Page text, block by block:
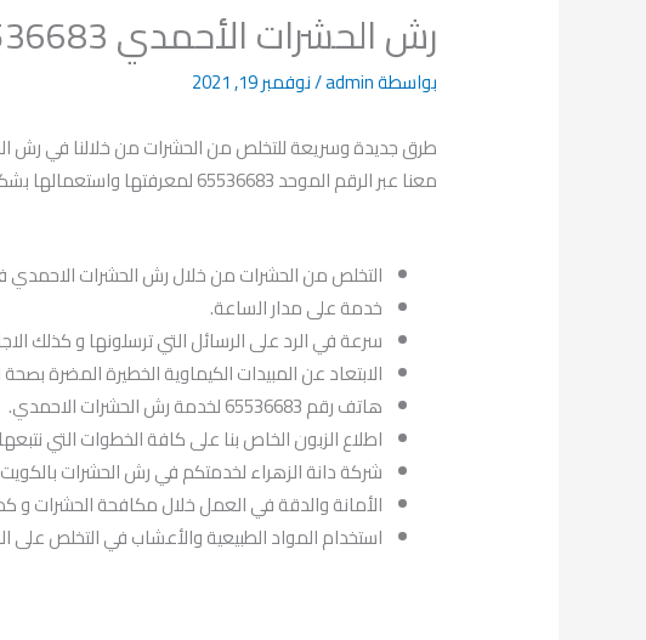
رش الحشرات الأحمدي 65536683
بواسطةadmin
/نوفمبر 19, 2021
طرق جديدة وسريعة للتخلص من الحشرات من خلالنا في رش
معنا عبر الرقم الموحد 65536683 لمعرفتها واستعمالها بشكل سليم.
التخلص من الحشرات من خلال رش الحشرات الاحمدي
خدمة على مدار الساعة.
سرعة في الرد على الرسائل التي ترسلونها و كذلك
الابتعاد عن المبيدات الكيماوية الخطيرة المضرة
هاتف رقم 65536683 لخدمة رش الحشرات الاحمدي.
اطلاع الزبون الخاص بنا على كافة الخطوات التي
شركة دانة الزهراء لخدمتكم في رش الحشرات
الأمانة والدقة في العمل خلال مكافحة الحشرات و
استخدام المواد الطبيعية والأعشاب في التخلص على